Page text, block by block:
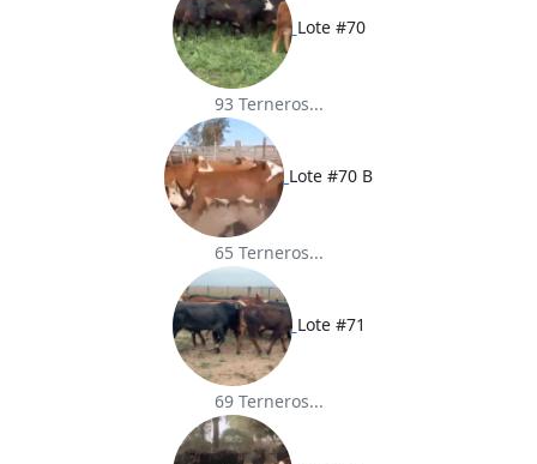
Lote #70
93 Terneros...
Lote #70 B
65 Terneros...
Lote #71
69 Terneros...